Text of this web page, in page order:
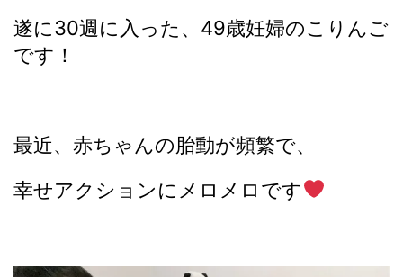
遂に30週に入った、49歳妊婦のこりんご
です！
最近、赤ちゃんの胎動が頻繁で、
幸せアクションにメロメロです